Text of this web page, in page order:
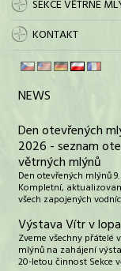
SEKCE VĚTRNÉ
KONTAKT
NEWS
Den otevřených
2026 - seznam
větrných mlýnů
Den otevřených mlýnů
Kompletní,
všech zapojených
Výstava Vítr v
Zveme všechny přátelé
mlýnů na zahájení
20-letou činnost Sekce